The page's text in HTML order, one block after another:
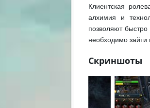
Клиентская
алхимия и
позволяют
необходимо зайти
Скриншоты